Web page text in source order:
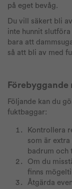
på eget bevåg.
Du vill säkert bli
inte hunnit
bara att
så att bli av med
Följande kan du
fuktbaggar:
Kontrollera
som är
badrum och
Om du
finns
Åtgärda